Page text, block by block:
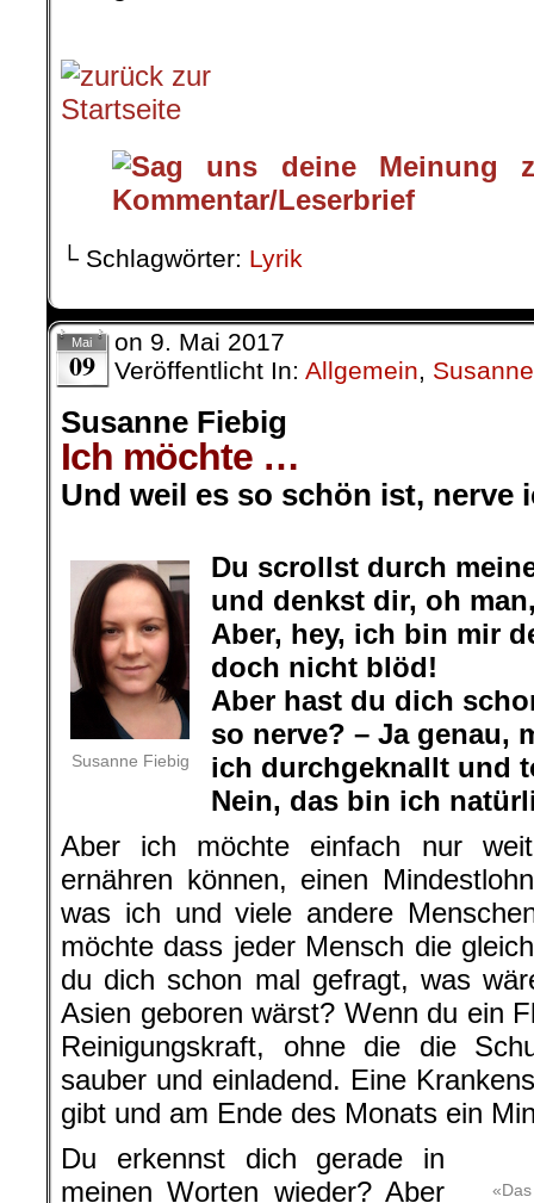
└ Schlagwörter: Lyrik
Mai
09
on 9. Mai 2017
Veröffentlicht In: Allgemein,
Susanne Fiebig
Ich möchte …
Und weil es so schön ist, nerve
Susanne Fiebig
Du scrollst durch
und denkst dir, oh
Aber, hey, ich bin mir
doch nicht blöd!
Aber hast du dich
so nerve? – Ja genau,
ich durchgeknallt und
Nein, das bin ich
Aber ich möchte einfach nur
ernähren können, einen
was ich und viele andere
möchte dass jeder Mensch die
du dich schon mal gefragt, was
Asien geboren wärst? Wenn du ein
Reinigungskraft, ohne die die
sauber und einladend. Eine
gibt und am Ende des Monats ein
Du erkennst dich gerade in
meinen Worten wieder? Aber